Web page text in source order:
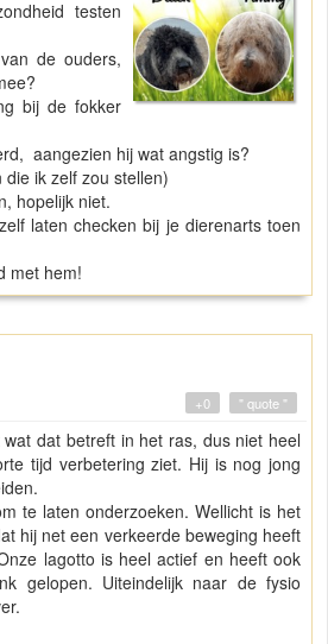
testen
de ouders,
bij de fokker
aangezien hij wat angstig is?
ik zelf zou stellen)
hopelijk niet.
laten checken bij je dierenarts toen
met hem!
" quote "
+0
dat betreft in het ras, dus niet heel
tijd verbetering ziet. Hij is nog jong
te laten onderzoeken. Wellicht is het
hij net een verkeerde beweging heeft
lagotto is heel actief en heeft ook
gelopen. Uiteindelijk naar de fysio